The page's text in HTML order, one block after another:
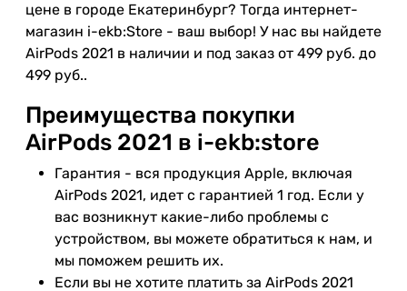
цене в городе Екатеринбург? Тогда интернет-
магазин i-ekb:Store - ваш выбор! У нас вы найдете
AirPods 2021 в наличии и под заказ от 499 руб. до
499 руб..
Преимущества покупки
AirPods 2021 в i-ekb:store
Гарантия - вся продукция Apple, включая
AirPods 2021, идет с гарантией 1 год. Если у
вас возникнут какие-либо проблемы с
устройством, вы можете обратиться к нам, и
мы поможем решить их.
Если вы не хотите платить за AirPods 2021